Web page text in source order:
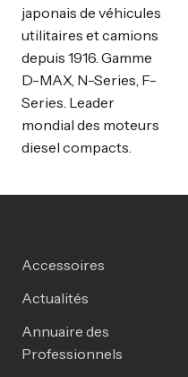
japonais de véhicules
utilitaires et camions
depuis 1916. Gamme
D-MAX, N-Series, F-
Series. Leader
mondial des moteurs
diesel compacts.
Accessoires
Actualités
Annuaire des
Professionnels